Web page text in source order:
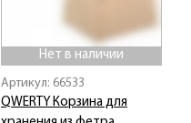
Нет в наличии
Артикул: 66533
QWERTY Корзина для